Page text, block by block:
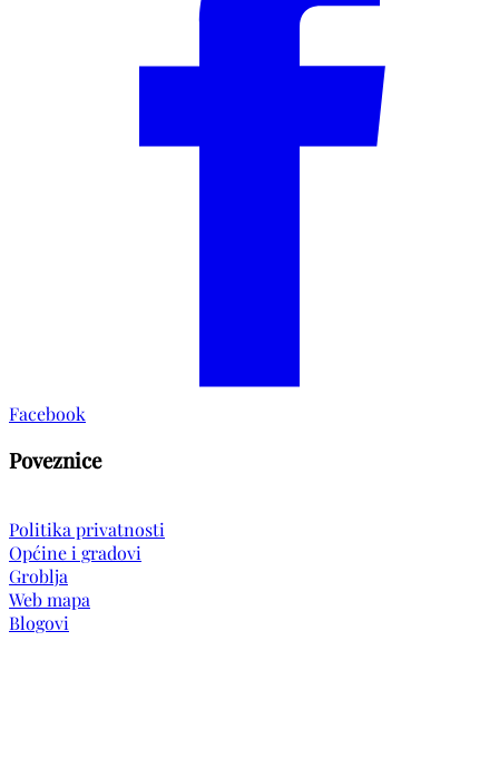
Facebook
Poveznice
Politika privatnosti
Općine i gradovi
Groblja
Web mapa
Blogovi